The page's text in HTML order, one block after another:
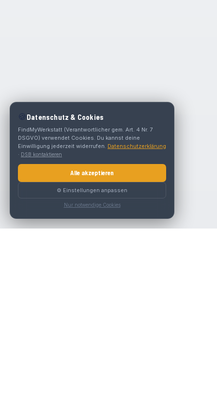
🍪 Datenschutz & Cookies
FindMyWerkstatt (Verantwortlicher gem. Art. 4 Nr. 7
DSGVO) verwendet Cookies. Du kannst deine
Einwilligung jederzeit widerrufen. Datenschutzerklärung
· DSB kontaktieren
Alle akzeptieren
⚙️ Einstellungen anpassen
Nur notwendige Cookies